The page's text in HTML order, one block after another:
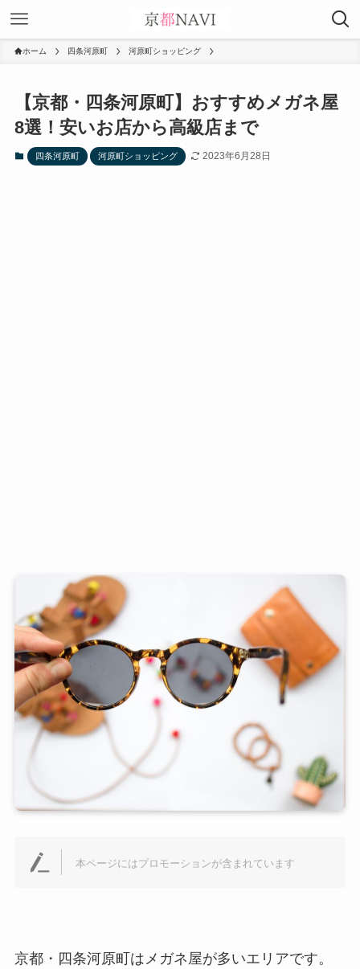
ホーム 四条河原町 河原町ショッピング
【京都・四条河原町】おすすめメガネ屋
8選！安いお店から高級店まで
四条河原町 河原町ショッピング 2023年6月28日
本ページにはプロモーションが含まれています
京都・四条河原町はメガネ屋が多いエリアです。